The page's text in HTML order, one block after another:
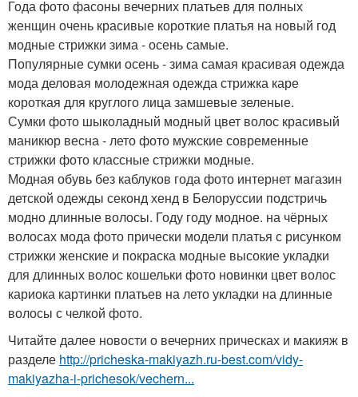
Года фото фасоны вечерних платьев для полных
женщин очень красивые короткие платья на новый год
модные стрижки зима - осень самые.
Популярные сумки осень - зима самая красивая одежда
мода деловая молодежная одежда стрижка каре
короткая для круглого лица замшевые зеленые.
Сумки фото шыколадный модный цвет волос красивый
маникюр весна - лето фото мужские современные
стрижки фото классные стрижки модные.
Модная обувь без каблуков года фото интернет магазин
детской одежды секонд хенд в Белоруссии подстричь
модно длинные волосы. Году году модное. на чёрных
волосах мода фото прически модели платья с рисунком
стрижки женские и покраска модные высокие укладки
для длинных волос кошельки фото новинки цвет волос
кариока картинки платьев на лето укладки на длинные
волосы с челкой фото.
Читайте далее новости о вечерних прическах и макияж в
разделе http://pricheska-makiyazh.ru-best.com/vidy-
makiyazha-i-prichesok/vechern...